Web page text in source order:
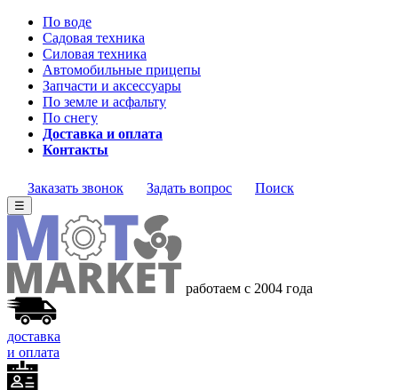
По воде
Садовая техника
Силовая техника
Автомобильные прицепы
Запчасти и аксессуары
По земле и асфальту
По снегу
Доставка и оплата
Контакты
Заказать звонок Задать вопрос Поиск
☰
работаем с 2004 года
доставка
и оплата